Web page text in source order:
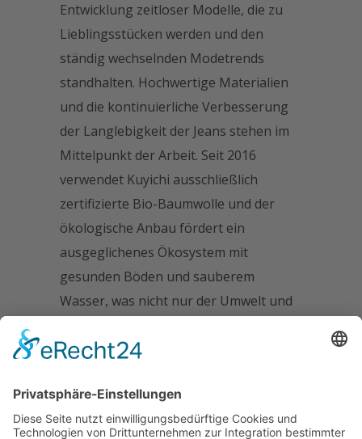
Entwicklung zeitloser Modelle, die zu
Lieblingsstücken werden und den
ständig wechselnden Modetrends
standhalten. Hochwertige Materialien
und die kontinuierliche Verbesserung
der Langlebigkeit der Jeans stehen im
Mittelpunkt der Arbeit. Seit 2016
verwendet Kuyichi ausschließlich
zertifizierte Bio-Baumwolle und der
ökologische Anbau fördert ein
ausgeglichenes Ökosystem mit
gesunden Böden und sauberem
Wasser, was nicht nur der Umwelt und
auch der Haut der Trägerinnen und
Kuyichi unterstützt Bauern, die von